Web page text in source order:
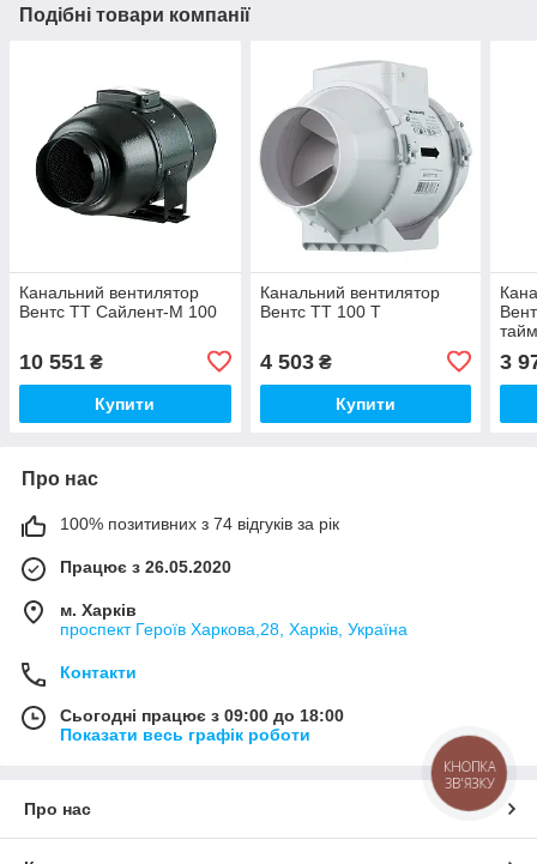
Подібні товари компанії
Канальний вентилятор
Вентс ТТ Сайлент-М 100
10 551 ₴
Купити
Канальний вентилятор
Вентс ТТ 100 Т
4 503₴
Купити
3
Про нас
100% позитивних з 74 відгуків за рік
Працює з 26.05.2020
м. Харків
проспект Героїв Харкова,28, Харків, Україна
Контакти
Сьогодні працює з 09:00 до 18:00
Показати весь графік роботи
Про нас
КНОПКА
ЗВ'ЯЗКУ